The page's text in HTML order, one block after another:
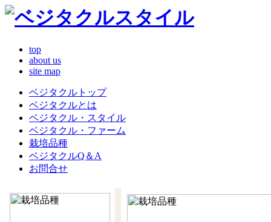
top
about us
site map
ベジタクルトップ
ベジタクルとは
ベジタクル・スタイル
ベジタクル・ファーム
栽培品種
ベジタクルQ＆A
お問合せ